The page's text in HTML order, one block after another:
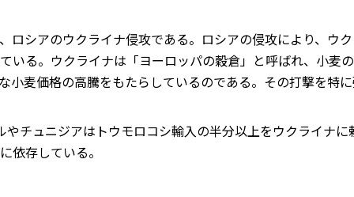
ロシアのウクライナ侵攻である。ロシアの侵攻により、ウ
いる。ウクライナは「ヨーロッパの穀倉」と呼ばれ、小麦
小麦価格の高騰をもたらしているのである。その打撃を特
やチュニジアはトウモロコシ輸入の半分以上をウクライナ
依存している。